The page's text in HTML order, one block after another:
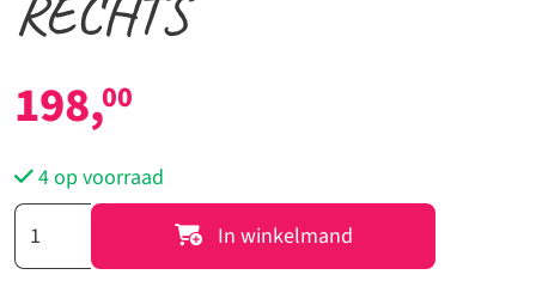
198,00
4 op voorraad
20952
In winkelmand